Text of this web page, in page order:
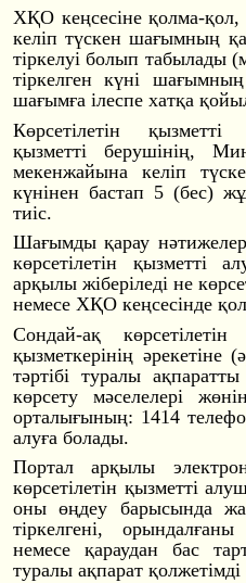
ХҚО кеңсесіне қолма-
келіп түскен шағымның
тіркелуі болып табылады
тіркелген күні
шағымға ілеспе хатқа
Көрсетілетін
қызметті берушінің,
мекенжайына келіп
күнінен бастап 5 (бес)
тиіс.
Шағымды қарау
көрсетілетін қызметті
арқылы жіберіледі не
немесе ХҚО кеңсесінде
Сондай-ақ
қызметкерінің әрекетіне
тәртібі туралы
көрсету мәселелері
орталығының: 1414
алуға болады.
Портал арқылы
көрсетілетін қызметті
оны өңдеу барысында
тіркелгені,
немесе қараудан бас
туралы ақпарат